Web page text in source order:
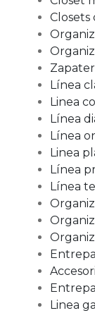
Closets
Línea
Linea
Línea
Línea
Linea
Línea
Línea
Linea